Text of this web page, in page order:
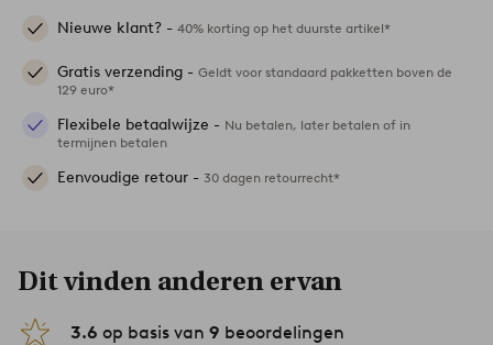
Nieuwe klant? - 40% korting op het duurste artikel*
Gratis verzending - Geldt voor standaard pakketten boven de
129 euro*
Flexibele betaalwijze - Nu betalen, later betalen of in
termijnen betalen
Eenvoudige retour - 30 dagen retourrecht*
Dit vinden anderen ervan
3.6 op basis van 9 beoordelingen